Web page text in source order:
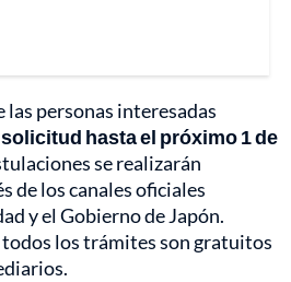
las personas interesadas
hasta el próximo 1 de
se realizarán
de los canales oficiales
y el Gobierno de Japón.
los trámites son gratuitos